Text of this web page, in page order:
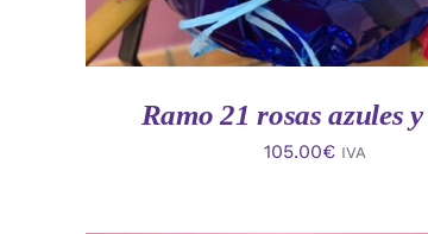
Ramo 21 rosas azules
105.00€ IVA